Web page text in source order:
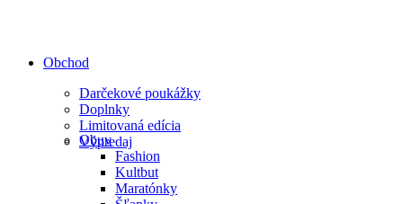
Obchod
Darčekové poukážky
Doplnky
Limitovaná edícia
Výpredaj
Obuv
Fashion
Kultbut
Maratónky